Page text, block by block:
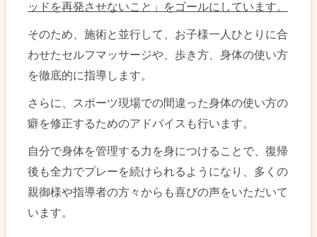
ッドを再発させないこと」をゴールにしています。
そのため、施術と並行して、お子様一人ひとりに合
わせたセルフマッサージや、歩き方、身体の使い方
を徹底的に指導します。
さらに、スポーツ現場での間違った身体の使い方の
癖を修正するためのアドバイスも行います。
自分で身体を管理する力を身につけることで、復帰
後も全力でプレーを続けられるようになり、多くの
親御様や指導者の方々からも喜びの声をいただいて
います。